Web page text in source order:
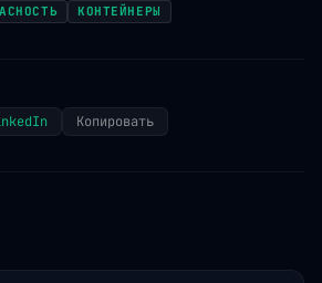
КОНТЕЙНЕРЫ
Копировать